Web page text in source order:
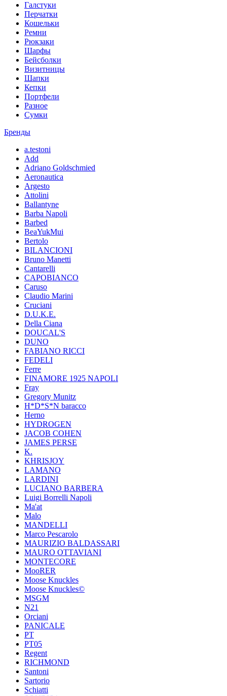
Галстуки
Перчатки
Кошельки
Ремни
Рюкзаки
Шарфы
Бейсболки
Визитницы
Шапки
Кепки
Портфели
Разное
Сумки
Бренды
a.testoni
Add
Adriano Goldschmied
Aeronautica
Argesto
Attolini
Ballantyne
Barba Napoli
Barbed
BeaYukMui
Bertolo
BILANCIONI
Bruno Manetti
Cantarelli
CAPOBIANCO
Caruso
Claudio Marini
Cruciani
D.U.K.E.
Della Ciana
DOUCAL'S
DUNO
FABIANO RICCI
FEDELI
Ferre
FINAMORE 1925 NAPOLI
Fray
Gregory Munitz
H*D*S*N baracco
Herno
HYDROGEN
JACOB COHEN
JAMES PERSE
K.
KHRISJOY
LAMANO
LARDINI
LUCIANO BARBERA
Luigi Borrelli Napoli
Ma'at
Malo
MANDELLI
Marco Pescarolo
MAURIZIO BALDASSARI
MAURO OTTAVIANI
MONTECORE
MooRER
Moose Knuckles
Moose Knuckles©️
MSGM
N21
Orciani
PANICALE
PT
PT05
Regent
RICHMOND
Santoni
Sartorio
Schiatti